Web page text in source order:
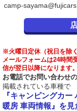
camp-
※火曜日定休（祝日を除
メールフォームは24時間
信が翌日以降になります。
お電話でお問い合わせ
掲載されている車種で
『キャンピングカー
暖房 車両情報』を見